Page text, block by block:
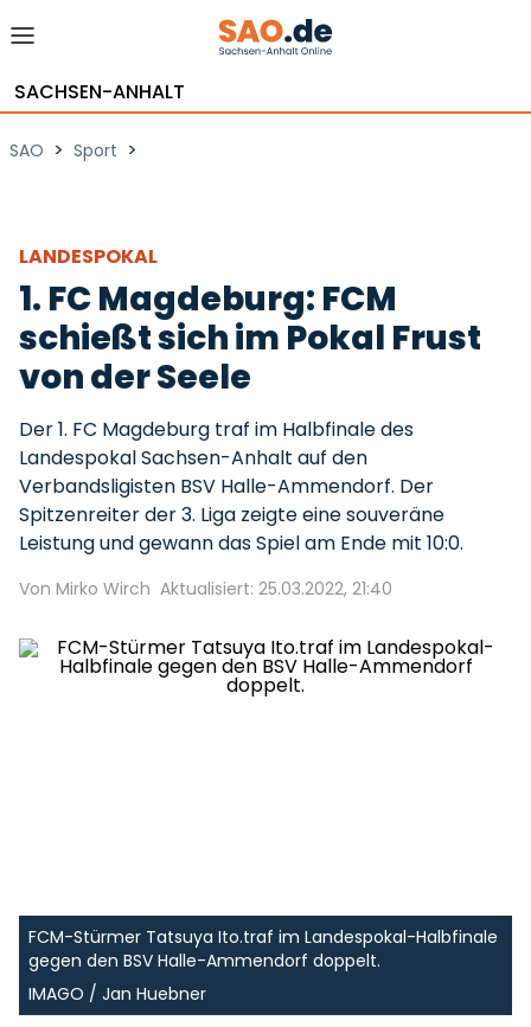
SACHSEN-ANHALT
SAO > Sport >
LANDESPOKAL
1. FC Magdeburg: FCM
schießt sich im Pokal Frust
von der Seele
Der 1. FC Magdeburg traf im Halbfinale des
Landespokal Sachsen-Anhalt auf den
Verbandsligisten BSV Halle-Ammendorf. Der
Spitzenreiter der 3. Liga zeigte eine souveräne
Leistung und gewann das Spiel am Ende mit 10:0.
Von Mirko Wirch Aktualisiert: 25.03.2022, 21:40
FCM-Stürmer Tatsuya Ito.traf im Landespokal-Halbfinale
gegen den BSV Halle-Ammendorf doppelt.
IMAGO / Jan Huebner